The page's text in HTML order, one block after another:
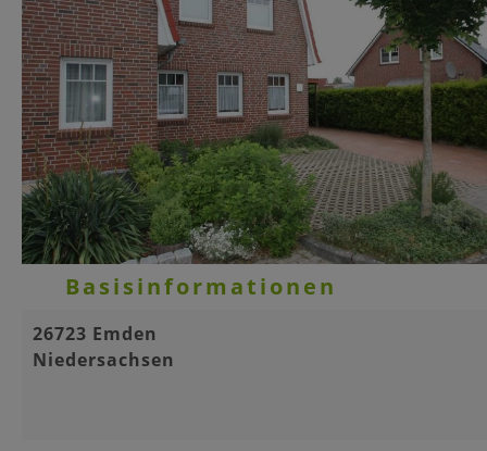
Basisinformationen
26723 Emden
Niedersachsen